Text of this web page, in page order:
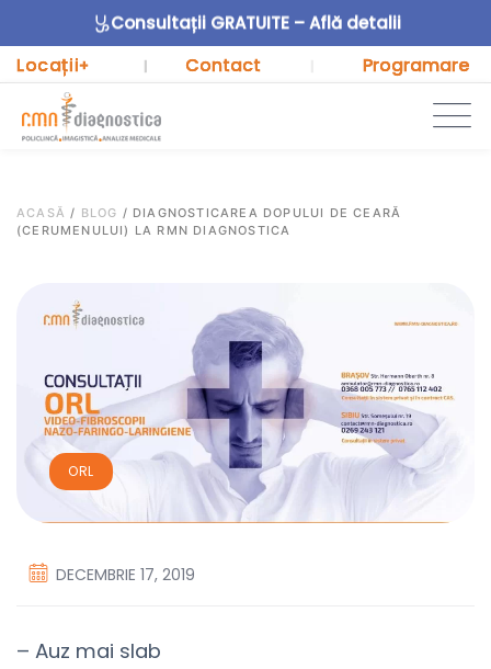
Consultații GRATUITE – Află detalii
Locații+ | Contact Programare
ACASĂ / BLOG / DIAGNOSTICAREA DOPULUI DE CEARĂ
(CERUMENULUI) LA RMN DIAGNOSTICA
ORL
DECEMBRIE 17, 2019
– Auz mai slab